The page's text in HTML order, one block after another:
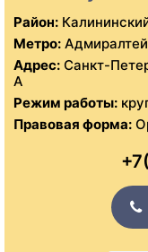
Район:
Метро:
Адрес: Санкт-
А
Режим работы:
Правовая форма: